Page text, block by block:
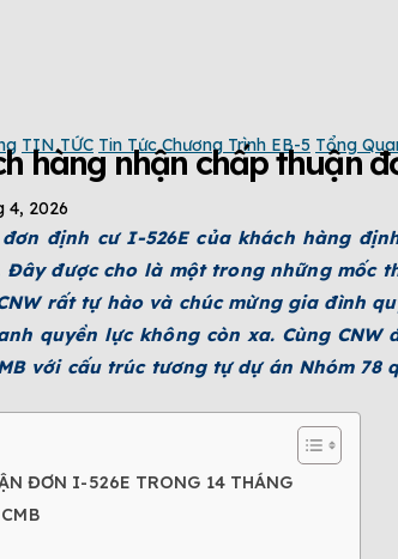
TIN TỨC Tin Tức Chương Trình EB-5 Tổng
hàng nhận chấp thuận
4, 2026
định cư I-526E của khách hàng
được cho là một trong những mốc
rất tự hào và chúc mừng gia đình
quyền lực không còn xa. Cùng
với cấu trúc tương tự dự án Nhóm 78
ĐƠN I-526E TRONG 14 THÁNG